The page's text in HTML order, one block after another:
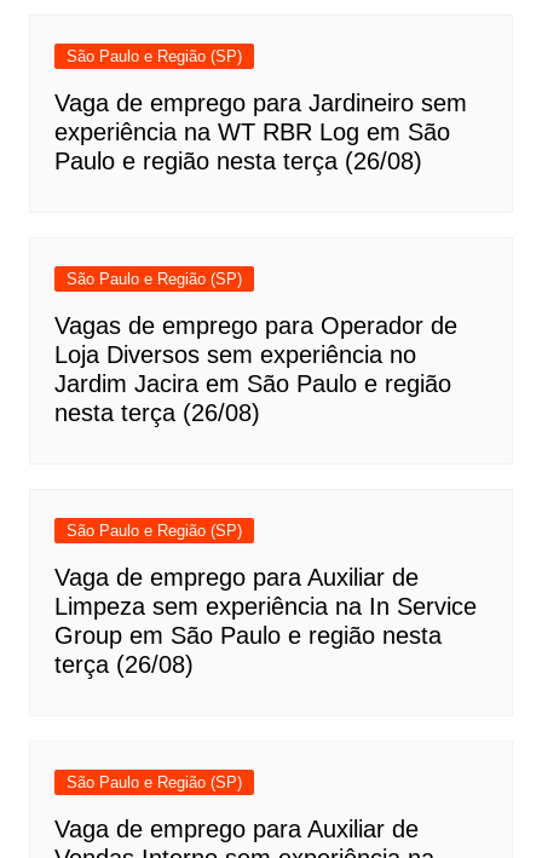
São Paulo e Região (SP)
Vaga de emprego para Jardineiro sem
experiência na WT RBR Log em São
Paulo e região nesta terça (26/08)
São Paulo e Região (SP)
Vagas de emprego para Operador de
Loja Diversos sem experiência no
Jardim Jacira em São Paulo e região
nesta terça (26/08)
São Paulo e Região (SP)
Vaga de emprego para Auxiliar de
Limpeza sem experiência na In Service
Group em São Paulo e região nesta
terça (26/08)
São Paulo e Região (SP)
Vaga de emprego para Auxiliar de